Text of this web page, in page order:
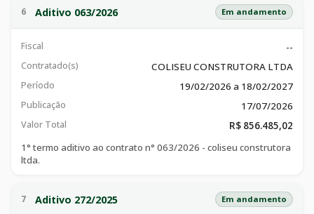
6 Aditivo 063/2026 Em andamento
Fiscal --
Contratado(s) COLISEU CONSTRUTORA LTDA
Período 19/02/2026 a 18/02/2027
Publicação 17/07/2026
Valor Total
R$ 856.485,02
1° termo aditivo ao contrato n° 063/2026 - coliseu construtora
ltda.
7 Aditivo 272/2025 Em andamento